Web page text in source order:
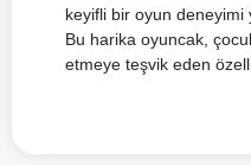
keyifli bir oyun deneyimi
Bu harika oyuncak,
etmeye teşvik eden